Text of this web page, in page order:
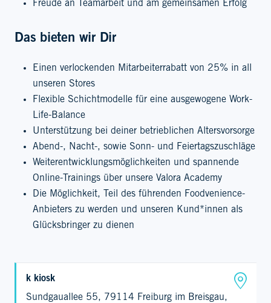
Freude an Teamarbeit und am gemeinsamen Erfolg
Das bieten wir Dir
Einen verlockenden Mitarbeiterrabatt von 25% in all
unseren Stores
Flexible Schichtmodelle für eine ausgewogene Work-
Life-Balance
Unterstützung bei deiner betrieblichen Altersvorsorge
Abend-, Nacht-, sowie Sonn- und Feiertagszuschläge
Weiterentwicklungsmöglichkeiten und spannende
Online-Trainings über unsere Valora Academy
Die Möglichkeit, Teil des führenden Foodvenience-
Anbieters zu werden und unseren Kund*innen als
Glücksbringer zu dienen
k kiosk
Sundgauallee 55, 79114 Freiburg im Breisgau,